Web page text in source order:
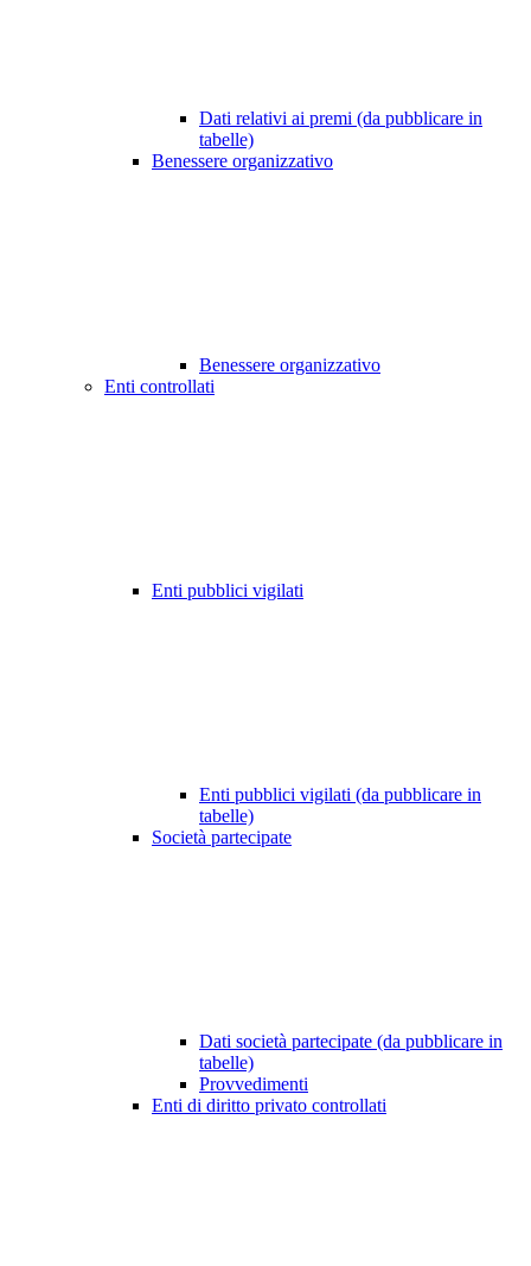
Dati relativi ai premi (da pubblicare in
tabelle)
Benessere organizzativo
Benessere organizzativo
Enti controllati
Enti pubblici vigilati
Enti pubblici vigilati (da pubblicare in
tabelle)
Società partecipate
Dati società partecipate (da pubblicare in
tabelle)
Provvedimenti
Enti di diritto privato controllati